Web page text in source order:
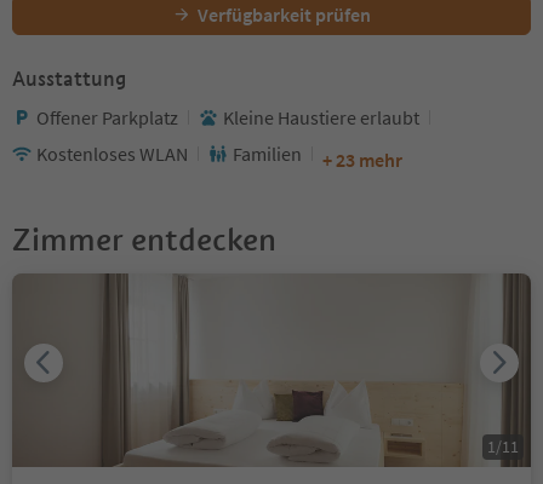
Verfügbarkeit prüfen
Ausstattung
Offener Parkplatz
Kleine Haustiere erlaubt
Kostenloses WLAN
Familien + 23 mehr
Zimmer entdecken
1 /11